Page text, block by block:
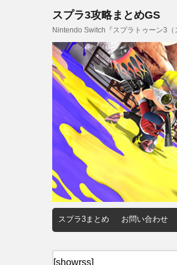
スプラ3攻略まとめGS
Nintendo Switch『スプラトゥーン3
スプラ3まとめ お問い合わせ
[showrss]